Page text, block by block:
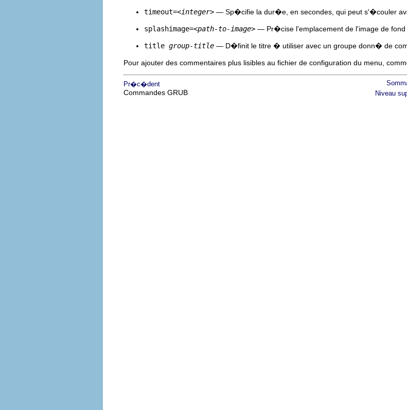
timeout=<integer> — Sp�cifie la dur�e, en secondes, qui peut s'�couler
splashimage=<path-to-image> — Pr�cise l'emplacement de l'image de
title group-title — D�finit le titre � utiliser avec un groupe donn� de
Pour ajouter des commentaires plus lisibles au fichier de configuration du menu,
Pr�c�dent
Commandes GRUB Niveau